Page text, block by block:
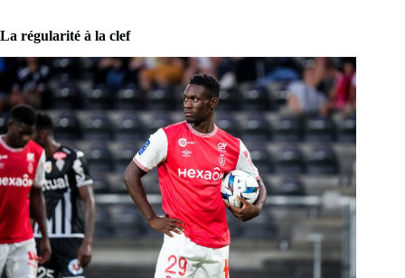
La régularité à la clef